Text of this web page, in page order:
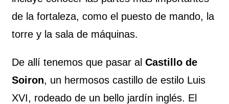
de la fortaleza, como el puesto de mando, la
torre y la sala de máquinas.
De allí tenemos que pasar alCastillo de
Soiron, un hermosos castillo de estilo Luis
XVI, rodeado de un bello jardín inglés. El